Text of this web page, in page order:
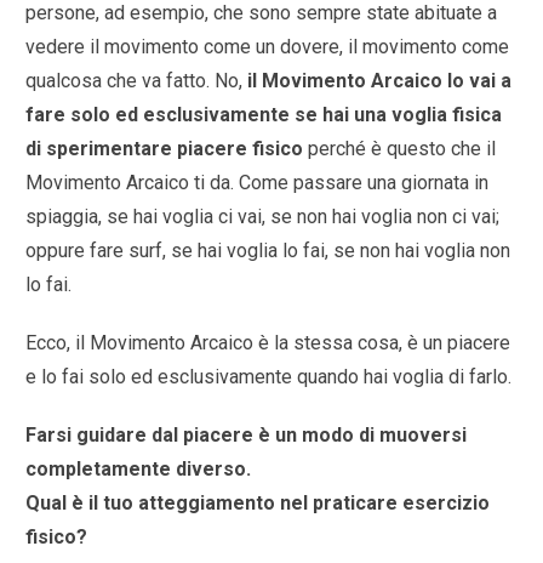
persone, ad esempio, che sono sempre state abituate a
vedere il movimento come un dovere, il movimento come
qualcosa che va fatto. No, il Movimento Arcaico lo vai a
fare solo ed esclusivamente se hai una voglia fisica
di sperimentare piacere fisico perché è questo che il
Movimento Arcaico ti da. Come passare una giornata in
spiaggia, se hai voglia ci vai, se non hai voglia non ci vai;
oppure fare surf, se hai voglia lo fai, se non hai voglia non
lo fai.
Ecco, il Movimento Arcaico è la stessa cosa, è un piacere
e lo fai solo ed esclusivamente quando hai voglia di farlo.
Farsi guidare dal piacere è un modo di muoversi
completamente diverso.
Qual è il tuo atteggiamento nel praticare esercizio
fisico?